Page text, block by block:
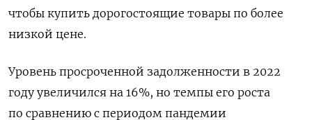
чтобы купить дорогостоящие товары по более
низкой цене.
Уровень просроченной задолженности в 2022
году увеличился на 16%, но темпы его роста
по сравнению с периодом пандемии